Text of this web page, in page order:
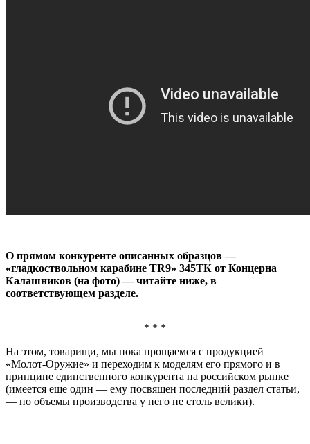
О прямом конкуренте описанных образцов —
«гладкоствольном карабине TR9» 345ТК от Концерна
Калашников (на фото) — читайте ниже, в
соответствующем разделе.
* * *
На этом, товарищи, мы пока прощаемся с продукцией
«Молот-Оружие» и переходим к моделям его прямого и в
принципе единственного конкурента на российском рынке
(имеется еще один — ему посвящен последний раздел статьи,
— но объемы производства у него не столь велики).